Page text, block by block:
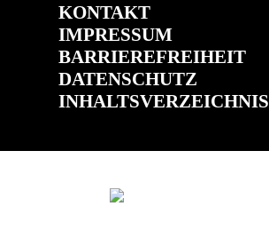
KONTAKT
IMPRESSUM
BARRIEREFREIHEIT
DATENSCHUTZ
INHALTSVERZEICHNIS